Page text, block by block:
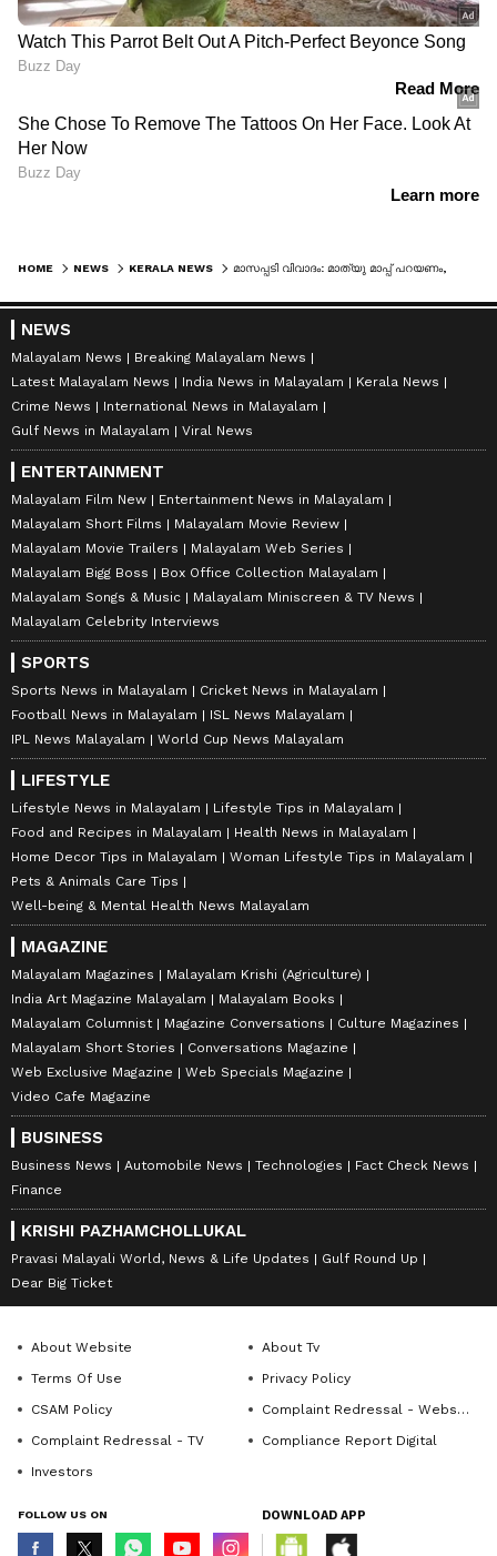
HOME NEWS KERALA NEWS
NEWS
Malayalam News
Breaking Malayalam News
Latest Malayalam News
India News in Malayalam
Kerala News
Crime News
International News in Malayalam
Gulf News in Malayalam
Viral News
ENTERTAINMENT
Malayalam Film New
Entertainment News in Malayalam
Malayalam Short Films
Malayalam Movie Review
Malayalam Movie Trailers
Malayalam Web Series
Malayalam Bigg Boss
Box Office Collection Malayalam
Malayalam Songs & Music
Malayalam Miniscreen & TV News
Malayalam Celebrity Interviews
SPORTS
Sports News in Malayalam
Cricket News in Malayalam
Football News in Malayalam
ISL News Malayalam
IPL News Malayalam
World Cup News Malayalam
LIFESTYLE
Lifestyle News in Malayalam
Lifestyle Tips in Malayalam
Food and Recipes in Malayalam
Health News in Malayalam
Home Decor Tips in Malayalam
Woman Lifestyle Tips in Malayalam
Pets & Animals Care Tips
Well-being & Mental Health News Malayalam
MAGAZINE
Malayalam Magazines
Malayalam Krishi (Agriculture)
India Art Magazine Malayalam
Malayalam Books
Malayalam Columnist
Magazine Conversations
Culture Magazines
Malayalam Short Stories
Conversations Magazine
Web Exclusive Magazine
Web Specials Magazine
Video Cafe Magazine
BUSINESS
Business News Automobile News Technologies
Fact Check News
Finance
KRISHI PAZHAMCHOLLUKAL
Pravasi Malayali World, News & Life Updates
Gulf Round Up
Dear Big Ticket
About Website
About Tv
Terms Of Use
Privacy Policy
CSAM Policy
Complaint Redressal - Website
Complaint Redressal - TV
Compliance Report Digital
Investors
FOLLOW US ON DOWNLOAD APP